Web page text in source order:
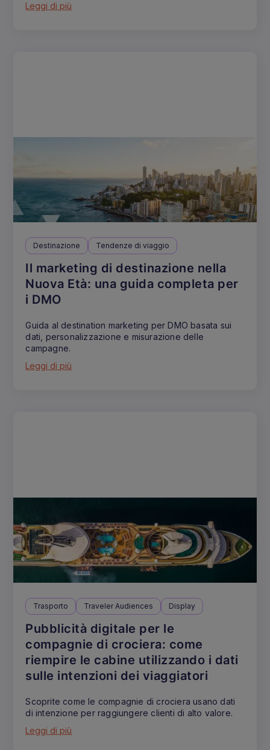
Leggi di più
Destinazione Tendenze di viaggio
Il marketing di destinazione nella
Nuova Età: una guida completa per
i DMO
Guida al destination marketing per DMO basata sui
dati, personalizzazione e misurazione delle
campagne.
Leggi di più
Trasporto Traveler Audiences Display
Pubblicità digitale per le
compagnie di crociera: come
riempire le cabine utilizzando i dati
sulle intenzioni dei viaggiatori
Scoprite come le compagnie di crociera usano dati
di intenzione per raggiungere clienti di alto valore.
Leggi di più